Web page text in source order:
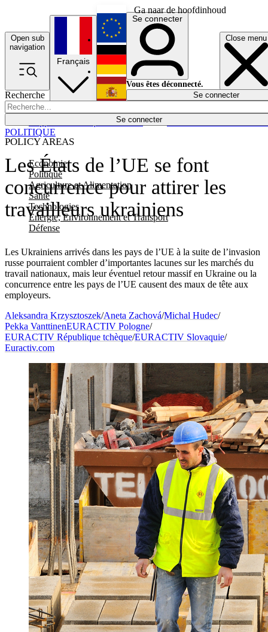
Ga naar de hoofdinhoud
Open sub
navigation
Close menu
Recherche
Se connecter
POLICY AREAS
Economie
Politique
Agriculture et Alimentation
Santé
Technologies
Energie, Environnement et Transport
Défense
Économie
Français
English
Deutsch
Español
Se connecter
Vous êtes déconnecté.
Se connecter
Les États de l’UE se font
concurrence pour attirer les
travailleurs ukrainiens
Les Ukrainiens arrivés dans les pays de l’UE à la suite de l’invasion
russe pourraient combler d’importantes lacunes sur les marchés du
travail nationaux, mais leur éventuel retour massif en Ukraine ou la
concurrence entre les pays de l’UE causent des maux de tête aux
employeurs.
POLITIQUE
Aleksandra Krzysztoszek/Aneta Zachová/Michal Hudec/
Pekka VanttinenEURACTIV Pologne/
EURACTIV République tchèque/EURACTIV Slovaquie/
Euractiv.com